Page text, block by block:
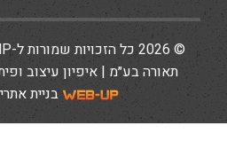
תאורה בע״מ | איפיון עיצוב
בניית